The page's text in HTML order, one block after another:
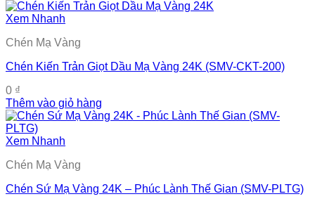
Xem Nhanh
Chén Mạ Vàng
Chén Kiến Trản Giọt Dầu Mạ Vàng 24K (SMV-CKT-200)
0 ₫
Thêm vào giỏ hàng
Xem Nhanh
Chén Mạ Vàng
Chén Sứ Mạ Vàng 24K – Phúc Lành Thế Gian (SMV-PLTG)